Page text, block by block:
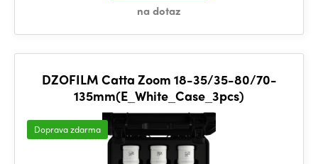
na dotaz
DZOFILM Catta Zoom 18-35/35-80/70-
135mm(E_White_Case_3pcs)
Doprava zdarma